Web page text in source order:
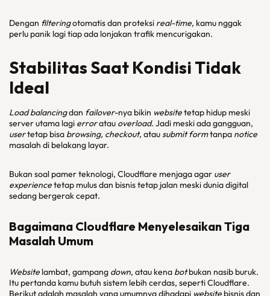
Dengan filteringotomatis dan proteksi real-time, kamu nggak
perlu panik lagi tiap ada lonjakan trafik mencurigakan.
Stabilitas Saat Kondisi Tidak
Ideal
Load balancingdan failover-nya bikin websitetetap hidup meski
server utama lagi erroratau overload. Jadi meski ada gangguan,
usertetap bisa browsing, checkout, atau submit formtanpa notice
masalah di belakang layar.
Bukan soal pamer teknologi, Cloudflare menjaga agar user
experiencetetap mulus dan bisnis tetap jalan meski dunia digital
sedang bergerak cepat.
Bagaimana Cloudflare Menyelesaikan Tiga
Masalah Umum
Website lambat, gampang down, atau kena botbukan nasib buruk.
Itu pertanda kamu butuh sistem lebih cerdas, seperti Cloudflare.
Berikut adalah masalah yang umumnya dihadapi website bisnis dan